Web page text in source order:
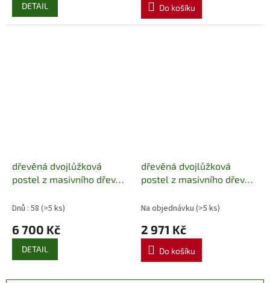
DETAIL Do košíku
dřevěná dvojlůžková
postel z masivního dřeva
Dnů : 58 (>5 ks)
6 700 Kč
DETAIL
dřevěná dvojlůžková
postel z masivního dřeva
Na objednávku (>5 ks)
2 971 Kč
Do košíku